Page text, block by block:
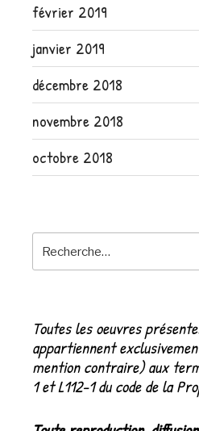
février 2019
janvier 2019
décembre 2018
novembre 2018
octobre 2018
Recherche
pour
Toutes les oeuvres
appartiennent
mention contraire) aux
1 et L112-1 du code de la